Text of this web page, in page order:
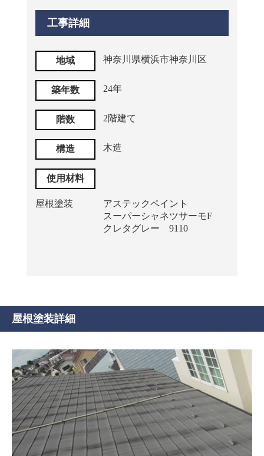
工事詳細
地域 神奈川県横浜市神奈川区
築年数 24年
階数 2階建て
構造 木造
使用材料
屋根塗装
アステックペイント
スーパーシャネツサーモF
クレタグレー 9110
屋根塗装詳細